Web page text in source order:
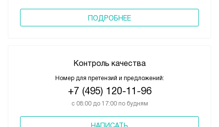
ПОДРОБНЕЕ
Контроль качества
+7 (495) 120-11-96